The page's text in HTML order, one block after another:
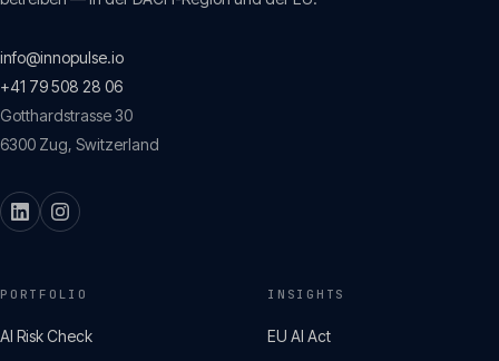
info@innopulse.io
+41 79 508 28 06
Gotthardstrasse 30
6300 Zug, Switzerland
PORTFOLIO
AI Risk Check
INSIGHTS
EU AI Act